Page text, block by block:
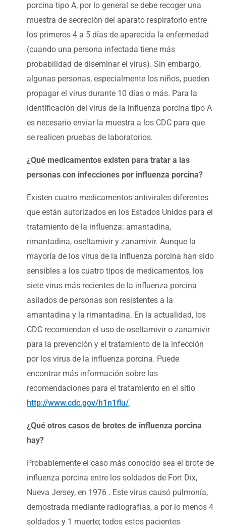
porcina tipo A, por lo general se debe recoger una
muestra de secreción del aparato respiratorio entre
los primeros 4 a 5 días de aparecida la enfermedad
(cuando una persona infectada tiene más
probabilidad de diseminar el virus). Sin embargo,
algunas personas, especialmente los niños, pueden
propagar el virus durante 10 días o más. Para la
identificación del virus de la influenza porcina tipo A
es necesario enviar la muestra a los CDC para que
se realicen pruebas de laboratorios.
¿Qué medicamentos existen para tratar a las
personas con infecciones por influenza porcina?
Existen cuatro medicamentos antivirales diferentes
que están autorizados en los Estados Unidos para el
tratamiento de la influenza: amantadina,
rimantadina, oseltamivir y zanamivir. Aunque la
mayoría de los virus de la influenza porcina han sido
sensibles a los cuatro tipos de medicamentos, los
siete virus más recientes de la influenza porcina
asilados de personas son resistentes a la
amantadina y la rimantadina. En la actualidad, los
CDC recomiendan el uso de oseltamivir o zanamivir
para la prevención y el tratamiento de la infección
por los virus de la influenza porcina. Puede
encontrar más información sobre las
recomendaciones para el tratamiento en el sitio
http://www.cdc.gov/h1n1flu/.
¿Qué otros casos de brotes de influenza porcina
hay?
Probablemente el caso más conocido sea el brote de
influenza porcina entre los soldados de Fort Dix,
Nueva Jersey, en 1976 . Este virus causó pulmonía,
demostrada mediante radiografías, a por lo menos 4
soldados y 1 muerte; todos estos pacientes